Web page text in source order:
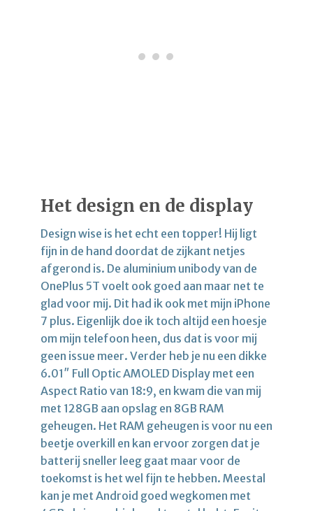
Het design en de display
Design wise is het echt een topper! Hij ligt
fijn in de hand doordat de zijkant netjes
afgerond is. De aluminium unibody van de
OnePlus 5T voelt ook goed aan maar net te
glad voor mij. Dit had ik ook met mijn iPhone
7 plus. Eigenlijk doe ik toch altijd een hoesje
om mijn telefoon heen, dus dat is voor mij
geen issue meer. Verder heb je nu een dikke
6.01″ Full Optic AMOLED Display met een
Aspect Ratio van 18:9, en kwam die van mij
met 128GB aan opslag en 8GB RAM
geheugen. Het RAM geheugen is voor nu een
beetje overkill en kan ervoor zorgen dat je
batterij sneller leeg gaat maar voor de
toekomst is het wel fijn te hebben. Meestal
kan je met Android goed wegkomen met